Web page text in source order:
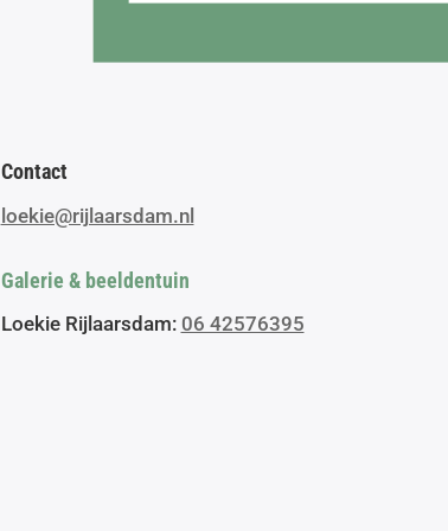
Contact
loekie@rijlaarsdam.nl
Galerie & beeldentuin
Loekie Rijlaarsdam: 06 42576395